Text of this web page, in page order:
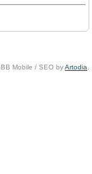
Mobile / SEO byArtodia